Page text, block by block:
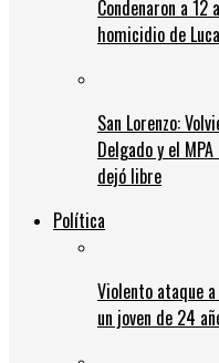
Condenaron a
homicidio de
San Lorenzo:
Delgado y el
dejó libre
Política
Violento ataque
un joven de 24